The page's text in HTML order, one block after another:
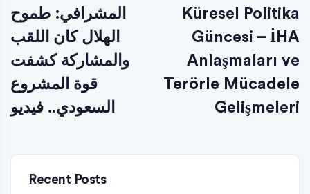
المشرافي: طموح
الهلال كان اللقب
والمشاركة كشفت
قوة المشروع
السعودي.. فيديو
Küresel Politika
Güncesi – İHA
Anlaşmaları ve
Terörle Mücadele
Gelişmeleri
Recent Posts